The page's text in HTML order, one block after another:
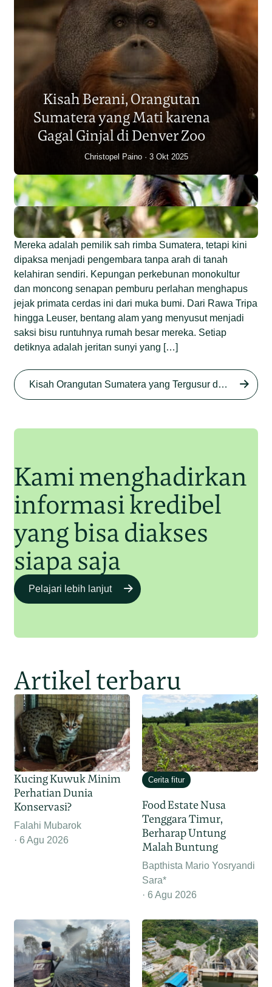
Populasi Orangutan
Sumatera Berkurang 2.700
Individu dalam Satu Dekade?
Junaidi Hanafiah 14 Jul 2026
Kisah Berani, Orangutan
Sumatera yang Mati karena
Gagal Ginjal di Denver Zoo
Christopel Paino 3 Okt 2025
Sumatera di Rawa Tripa
Junaidi Hanafiah 27 Agu 2025
Begini Modus Perburuan
Mereka adalah pemilik sah rimba Sumatera, tetapi kini
dipaksa menjadi pengembara tanpa arah di tanah
kelahiran sendiri. Kepungan perkebunan monokultur
dan moncong senapan pemburu perlahan menghapus
jejak primata cerdas ini dari muka bumi. Dari Rawa Tripa
hingga Leuser, bentang alam yang menyusut menjadi
saksi bisu runtuhnya rumah besar mereka. Setiap
detiknya adalah jeritan sunyi yang […]
Kisah Orangutan Sumatera yang Tergusur dari Rumah Sendiri series
Kami menghadirkan
informasi kredibel
yang bisa diakses
siapa saja
Pelajari lebih lanjut
Artikel terbaru
Kucing Kuwuk Minim
Perhatian Dunia
Konservasi?
Falahi Mubarok
6 Agu 2026
Cerita fitur
Food Estate Nusa
Tenggara Timur,
Berharap Untung
Malah Buntung
Bapthista Mario Yosryandi
Sara*
6 Agu 2026